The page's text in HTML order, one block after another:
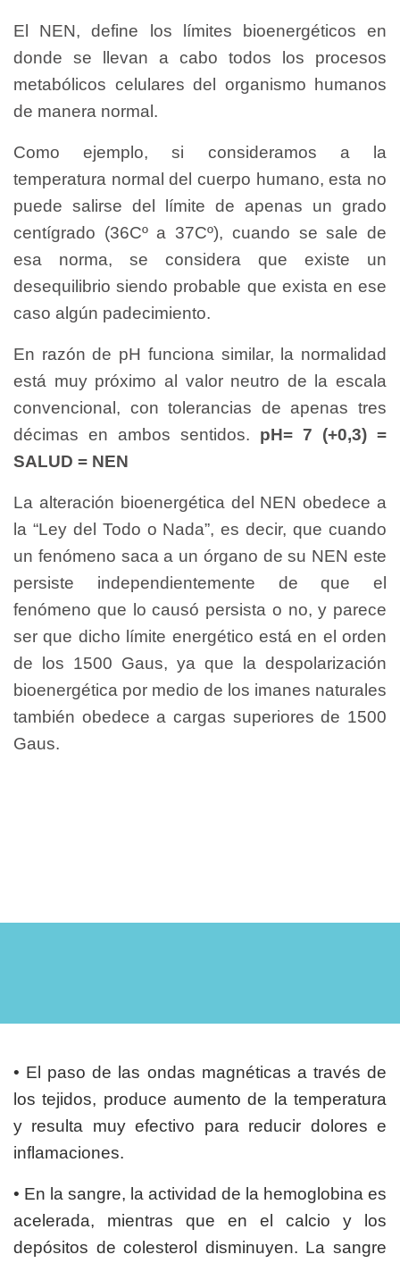
El NEN, define los límites bioenergéticos en
donde se llevan a cabo todos los procesos
metabólicos celulares del organismo humanos
de manera normal.
Como ejemplo, si consideramos a la
temperatura normal del cuerpo humano, esta no
puede salirse del límite de apenas un grado
centígrado (36Cº a 37Cº), cuando se sale de
esa norma, se considera que existe un
desequilibrio siendo probable que exista en ese
caso algún padecimiento.
En razón de pH funciona similar, la normalidad
está muy próximo al valor neutro de la escala
convencional, con tolerancias de apenas tres
décimas en ambos sentidos. pH= 7 (+0,3) =
SALUD = NEN
La alteración bioenergética del NEN obedece a
la “Ley del Todo o Nada”, es decir, que cuando
un fenómeno saca a un órgano de su NEN este
persiste independientemente de que el
fenómeno que lo causó persista o no, y parece
ser que dicho límite energético está en el orden
de los 1500 Gaus, ya que la despolarización
bioenergética por medio de los imanes naturales
también obedece a cargas superiores de 1500
Gaus.
• El paso de las ondas magnéticas a través de
los tejidos, produce aumento de la temperatura
y resulta muy efectivo para reducir dolores e
inflamaciones.
• En la sangre, la actividad de la hemoglobina es
acelerada, mientras que en el calcio y los
depósitos de colesterol disminuyen. La sangre